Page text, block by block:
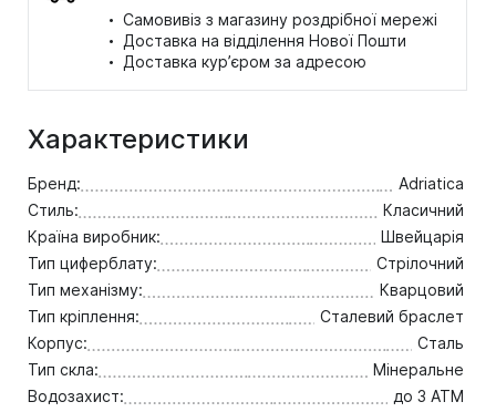
· Самовивіз з магазину роздрібної мережі
· Доставка на відділення Нової Пошти
· Доставка кур’єром за адресою
Характеристики
Бренд:
Adriatica
Стиль:
Класичний
Країна виробник:
Швейцарія
Тип циферблату:
Стрілочний
Тип механізму:
Кварцовий
Тип кріплення:
Сталевий браслет
Корпус:
Сталь
Тип скла:
Мінеральне
Водозахист:
до 3 ATM